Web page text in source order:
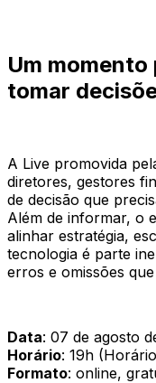
Um momento
tomar
A Live promovida
diretores, gestores
de decisão que
Além de informar, o
alinhar estratégia,
tecnologia é parte
erros e omissões
Data: 07 de agosto
Horário: 19h
Formato: online,